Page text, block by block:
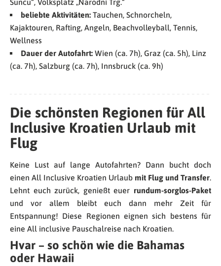
Suncu“, Volksplatz „Narodni Trg.“
beliebte Aktivitäten: Tauchen, Schnorcheln,
Kajaktouren, Rafting, Angeln, Beachvolleyball, Tennis,
Wellness
Dauer der Autofahrt: Wien (ca. 7h), Graz (ca. 5h), Linz
(ca. 7h), Salzburg (ca. 7h), Innsbruck (ca. 9h)
Die schönsten Regionen für All
Inclusive Kroatien Urlaub mit
Flug
Keine Lust auf lange Autofahrten? Dann bucht doch
einen All Inclusive Kroatien Urlaub mit Flug und Transfer.
Lehnt euch zurück, genießt euer rundum-sorglos-Paket
und vor allem bleibt euch dann mehr Zeit für
Entspannung! Diese Regionen eignen sich bestens für
eine All inclusive Pauschalreise nach Kroatien.
Hvar – so schön wie die Bahamas
oder Hawaii